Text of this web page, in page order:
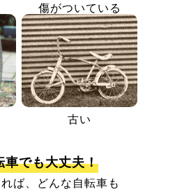
傷がついている
古い
車でも大丈夫！
ば、どんな自転車も